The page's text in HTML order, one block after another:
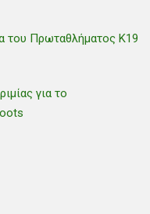
του Πρωταθλήματος Κ19